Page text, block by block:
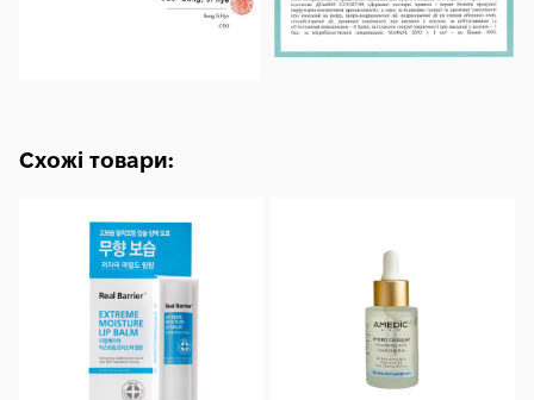
Схожі товари: